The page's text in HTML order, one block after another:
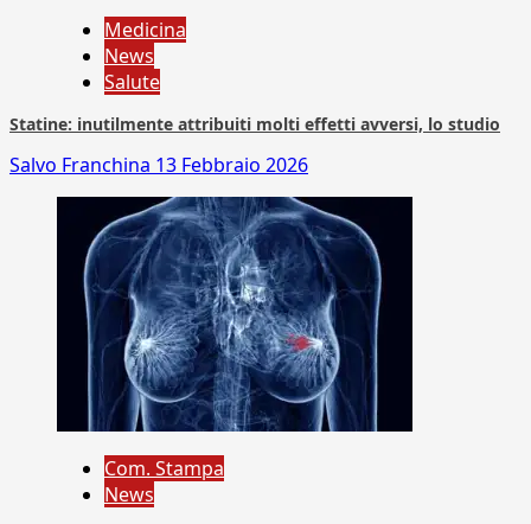
Medicina
News
Salute
Statine: inutilmente attribuiti molti effetti avversi, lo studio
Salvo Franchina 13 Febbraio 2026
Com. Stampa
News